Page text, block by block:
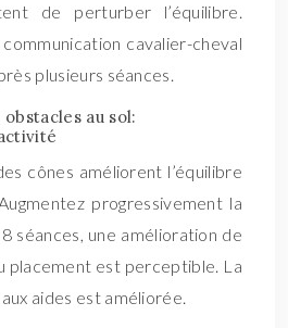
de perturber l’équilibre.
communication cavalier-cheval
plusieurs séances.
au sol:
cônes améliorent l’équilibre
progressivement la
séances, une amélioration de
placement est perceptible. La
aides est améliorée.